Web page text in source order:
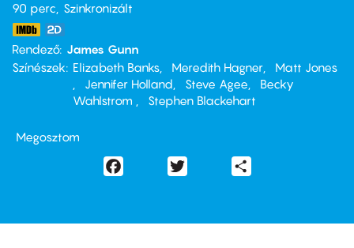
90 perc,
Szinkronizált
Rendező James Gunn
Színészek
Elizabeth Banks Meredith Hagner
Matt Jones
Jennifer Holland
Steve Agee
Becky
Wahlstrom
Stephen Blackehart
Megosztom
Facebook